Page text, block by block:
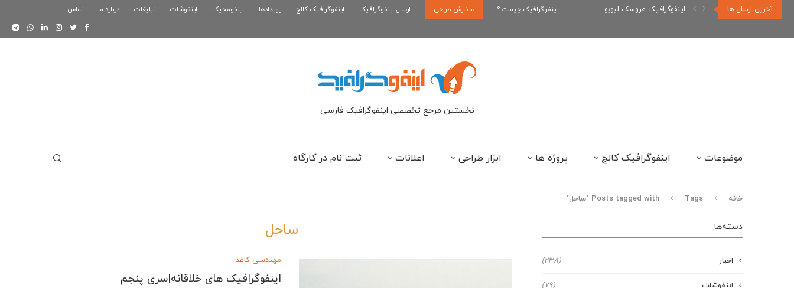
آخرین ارسال ها اینفوگرافیک عروسک لبوبو اینفوگرافیک رپر های فارسی نسل... اینفوگرافیک بازی کلش رویال اینفوگرافیک چیست ؟ سفارش طراحی ارسال اینفوگرافیک اینفوگرافیک کالج رویدادها اینفومجیک اینفوشات تبلیغات درباره ما تماس
نخستین مرجع تخصصی اینفوگرافیک فارسی
موضوعات اینفوگرافیک کالج پروژه ها ابزار طراحی اعلانات ثبت نام در کارگاه
خانه Tags Posts tagged with "ساحل"
ساحل
مهندسی کاغذ
اینفوگرافیک های خلاقانه|سری پنجم
دسته‌ها
اخبار (238)
اینفوشات (79)